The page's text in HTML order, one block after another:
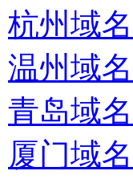
杭州域
温州域
青岛域
厦门域